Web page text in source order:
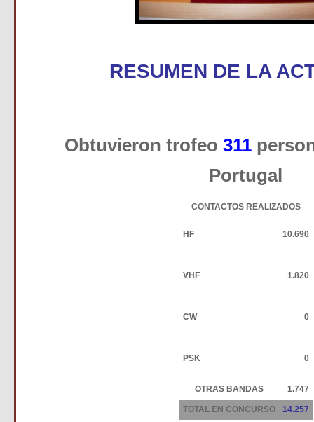
RESUMEN DE LA
Obtuvieron trofeo 311
Portugal
CONTACTOS REALIZADOS
HF 10.690
VHF 1.820
CW 0
PSK 0
OTRAS BANDAS 1.747
TOTAL EN CONCURSO 14.257